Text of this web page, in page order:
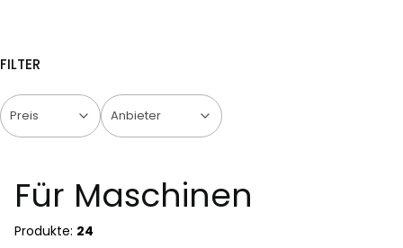
FILTER
Preis Anbieter
Für Maschinen
Produkte: 24